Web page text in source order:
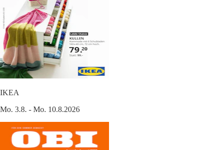
IKEA
Mo. 3.8. - Mo. 10.8.2026